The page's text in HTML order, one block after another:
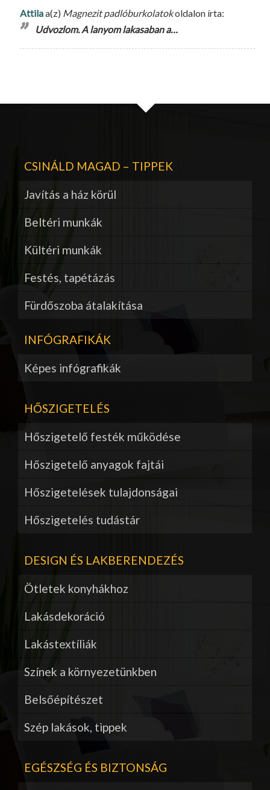
Attilaa(z) Magnezit padlóburkolatokoldalon írta:
Udvozlom. A lanyom lakasaban a…
CSINÁLD MAGAD – TIPPEK
Javítás a ház körül
Beltéri munkák
Kültéri munkák
Festés, tapétázás
Fürdőszoba átalakítása
INFÓGRAFIKÁK
Képes infógrafikák
HŐSZIGETELÉS
Hőszigetelő festék működése
Hőszigetelő anyagok fajtái
Hőszigetelések tulajdonságai
Hőszigetelés tudástár
DESIGN ÉS LAKBERENDEZÉS
Ötletek konyhákhoz
Lakásdekoráció
Lakástextíliák
Színek a környezetünkben
Belsőépítészet
Szép lakások, tippek
EGÉSZSÉG ÉS BIZTONSÁG